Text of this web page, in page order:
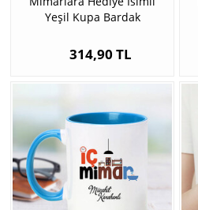
Yeşil Kupa Bardak
314,90 TL